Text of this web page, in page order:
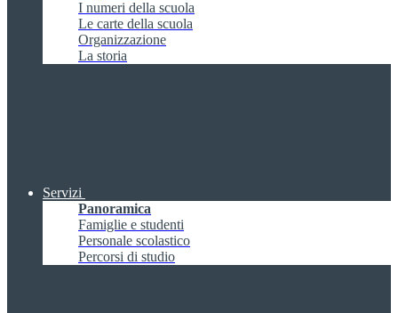
I numeri della scuola
Le carte della scuola
Organizzazione
La storia
Servizi
Panoramica
Famiglie e studenti
Personale scolastico
Percorsi di studio